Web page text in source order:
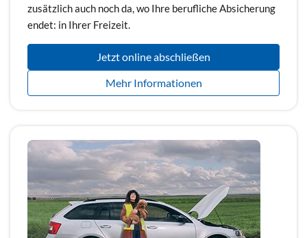
zusätzlich auch noch da, wo Ihre berufliche Absicherung
endet: in Ihrer Freizeit.
Jetzt online abschließen
Mehr Informationen